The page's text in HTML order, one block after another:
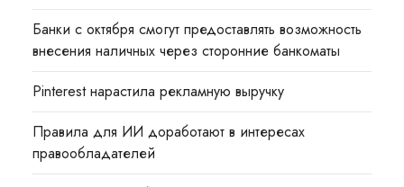
Банки с октября смогут предоставлять возможность
внесения наличных через сторонние банкоматы
Pinterest нарастила рекламную выручку
Правила для ИИ доработают в интересах
правообладателей